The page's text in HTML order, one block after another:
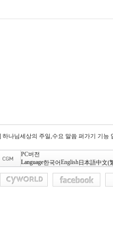
하나님세상의 주일,수요 말씀 퍼가기 기능
PC버전
Language한국어English日本語中文(